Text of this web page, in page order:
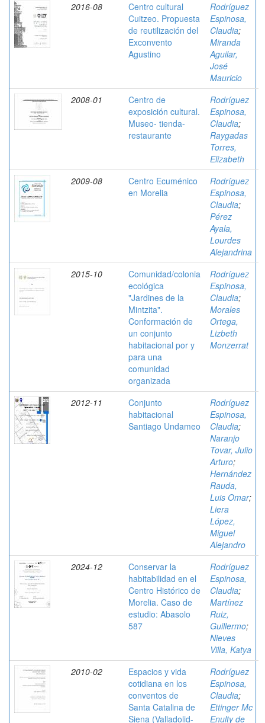
2016-08
Centro cultural
Cuitzeo. Propuesta
de reutilización del
Exconvento
Agustino
Rodríguez
Espinosa,
Claudia;
Miranda
Aguilar,
José
Mauricio
2008-01
Centro de
exposición cultural.
Museo- tienda-
restaurante
Rodríguez
Espinosa,
Claudia;
Raygadas
Torres,
Elizabeth
2009-08
Centro Ecuménico
en Morelia
Rodríguez
Espinosa,
Claudia;
Pérez
Ayala,
Lourdes
Alejandrina
2015-10
Comunidad/colonia
ecológica
"Jardines de la
Mintzita".
Conformación de
un conjunto
habitacional por y
para una
comunidad
organizada
Rodríguez
Espinosa,
Claudia;
Morales
Ortega,
Lizbeth
Monzerrat
2012-11
Conjunto
habitacional
Santiago Undameo
Rodríguez
Espinosa,
Claudia;
Naranjo
Tovar, Julio
Arturo;
Hernández
Rauda,
Luis Omar;
Liera
López,
Miguel
Alejandro
2024-12
Conservar la
habitabilidad en el
Centro Histórico de
Morelia. Caso de
estudio: Abasolo
587
Rodríguez
Espinosa,
Claudia;
Martínez
Ruiz,
Guillermo;
Nieves
Villa, Katya
2010-02
Espacios y vida
cotidiana en los
conventos de
Santa Catalina de
Siena (Valladolid-
Rodríguez
Espinosa,
Claudia;
Ettinger Mc
Enulty de